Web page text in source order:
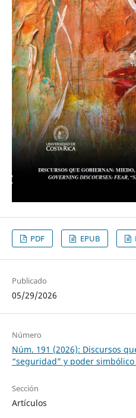
PDF EPUB
Publicado
05/29/2026
Número
Núm. 191 (2026): Discursos
“seguridad” y poder
Sección
Artículos